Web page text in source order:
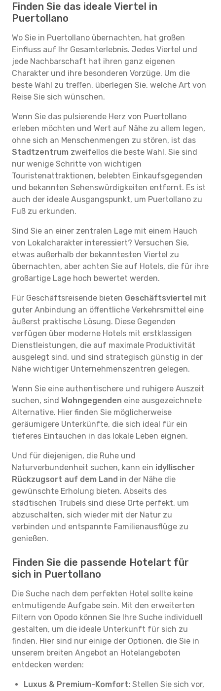
Finden Sie das ideale Viertel in
Puertollano
Wo Sie in Puertollano übernachten, hat großen
Einfluss auf Ihr Gesamterlebnis. Jedes Viertel und
jede Nachbarschaft hat ihren ganz eigenen
Charakter und ihre besonderen Vorzüge. Um die
beste Wahl zu treffen, überlegen Sie, welche Art von
Reise Sie sich wünschen.
Wenn Sie das pulsierende Herz von Puertollano
erleben möchten und Wert auf Nähe zu allem legen,
ohne sich an Menschenmengen zu stören, ist das
Stadtzentrum zweifellos die beste Wahl. Sie sind
nur wenige Schritte von wichtigen
Touristenattraktionen, belebten Einkaufsgegenden
und bekannten Sehenswürdigkeiten entfernt. Es ist
auch der ideale Ausgangspunkt, um Puertollano zu
Fuß zu erkunden.
Sind Sie an einer zentralen Lage mit einem Hauch
von Lokalcharakter interessiert? Versuchen Sie,
etwas außerhalb der bekanntesten Viertel zu
übernachten, aber achten Sie auf Hotels, die für ihre
großartige Lage hoch bewertet werden.
Für Geschäftsreisende bieten Geschäftsviertel mit
guter Anbindung an öffentliche Verkehrsmittel eine
äußerst praktische Lösung. Diese Gegenden
verfügen über moderne Hotels mit erstklassigen
Dienstleistungen, die auf maximale Produktivität
ausgelegt sind, und sind strategisch günstig in der
Nähe wichtiger Unternehmenszentren gelegen.
Wenn Sie eine authentischere und ruhigere Auszeit
suchen, sind Wohngegenden eine ausgezeichnete
Alternative. Hier finden Sie möglicherweise
geräumigere Unterkünfte, die sich ideal für ein
tieferes Eintauchen in das lokale Leben eignen.
Und für diejenigen, die Ruhe und
Naturverbundenheit suchen, kann ein idyllischer
Rückzugsort auf dem Land in der Nähe die
gewünschte Erholung bieten. Abseits des
städtischen Trubels sind diese Orte perfekt, um
abzuschalten, sich wieder mit der Natur zu
verbinden und entspannte Familienausflüge zu
genießen.
Finden Sie die passende Hotelart für
sich in Puertollano
Die Suche nach dem perfekten Hotel sollte keine
entmutigende Aufgabe sein. Mit den erweiterten
Filtern von Opodo können Sie Ihre Suche individuell
gestalten, um die ideale Unterkunft für sich zu
finden. Hier sind nur einige der Optionen, die Sie in
unserem breiten Angebot an Hotelangeboten
entdecken werden:
Luxus & Premium-Komfort: Stellen Sie sich vor,